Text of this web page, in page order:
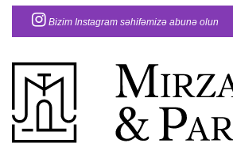
Bizim Instagram səhifəmizə abunə olun